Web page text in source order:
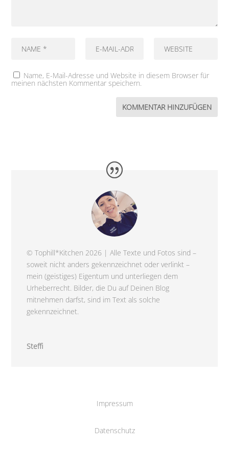
Name, E-Mail-Adresse und Website in diesem Browser für
meinen nächsten Kommentar speichern.
© Tophill*Kitchen 2026 | Alle Texte und Fotos sind –
soweit nicht anders gekennzeichnet oder verlinkt –
mein (geistiges) Eigentum und unterliegen dem
Urheberrecht. Bilder, die Du auf Deinen Blog
mitnehmen darfst, sind im Text als solche
gekennzeichnet.
Steffi
Impressum
Datenschutz